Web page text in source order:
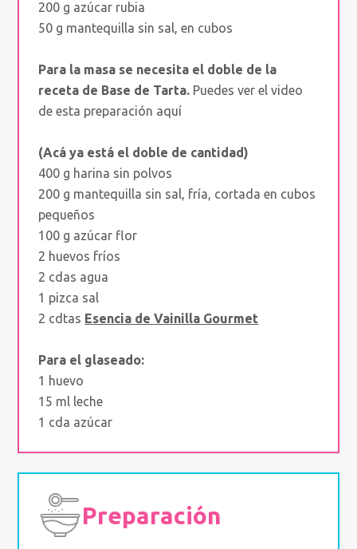
200 g azúcar rubia
50 g mantequilla sin sal, en cubos
Para la masa se necesita el doble de la
receta de Base de Tarta. Puedes ver el video
de esta preparación aquí
(Acá ya está el doble de cantidad)
400 g harina sin polvos
200 g mantequilla sin sal, fría, cortada en cubos
pequeños
100 g azúcar flor
2 huevos fríos
2 cdas agua
1 pizca sal
2 cdtas Esencia de Vainilla Gourmet
Para el glaseado:
1 huevo
15 ml leche
1 cda azúcar
Preparación